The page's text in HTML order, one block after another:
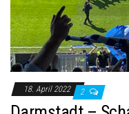
18. April 2022 2